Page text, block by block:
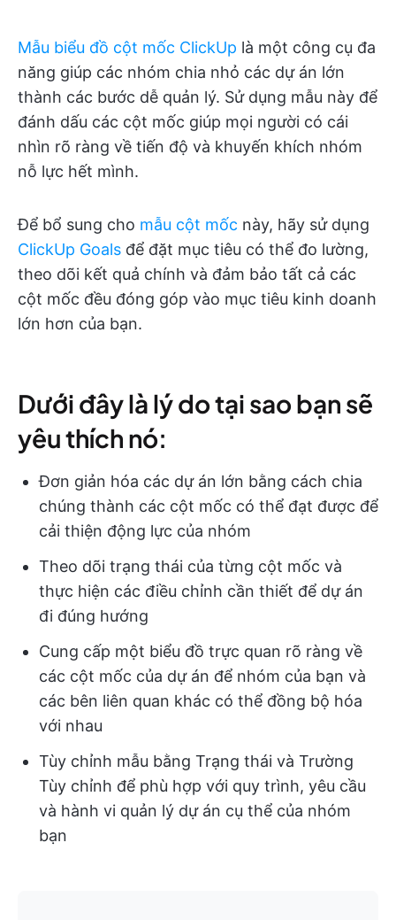
Mẫu biểu đồ cột mốc ClickUp là một công cụ đa
năng giúp các nhóm chia nhỏ các dự án lớn
thành các bước dễ quản lý. Sử dụng mẫu này để
đánh dấu các cột mốc giúp mọi người có cái
nhìn rõ ràng về tiến độ và khuyến khích nhóm
nỗ lực hết mình.
Để bổ sung cho mẫu cột mốc này, hãy sử dụng
ClickUp Goals để đặt mục tiêu có thể đo lường,
theo dõi kết quả chính và đảm bảo tất cả các
cột mốc đều đóng góp vào mục tiêu kinh doanh
lớn hơn của bạn.
Dưới đây là lý do tại sao bạn sẽ
yêu thích nó:
Đơn giản hóa các dự án lớn bằng cách chia
chúng thành các cột mốc có thể đạt được để
cải thiện động lực của nhóm
Theo dõi trạng thái của từng cột mốc và
thực hiện các điều chỉnh cần thiết để dự án
đi đúng hướng
Cung cấp một biểu đồ trực quan rõ ràng về
các cột mốc của dự án để nhóm của bạn và
các bên liên quan khác có thể đồng bộ hóa
với nhau
Tùy chỉnh mẫu bằng Trạng thái và Trường
Tùy chỉnh để phù hợp với quy trình, yêu cầu
và hành vi quản lý dự án cụ thể của nhóm
bạn